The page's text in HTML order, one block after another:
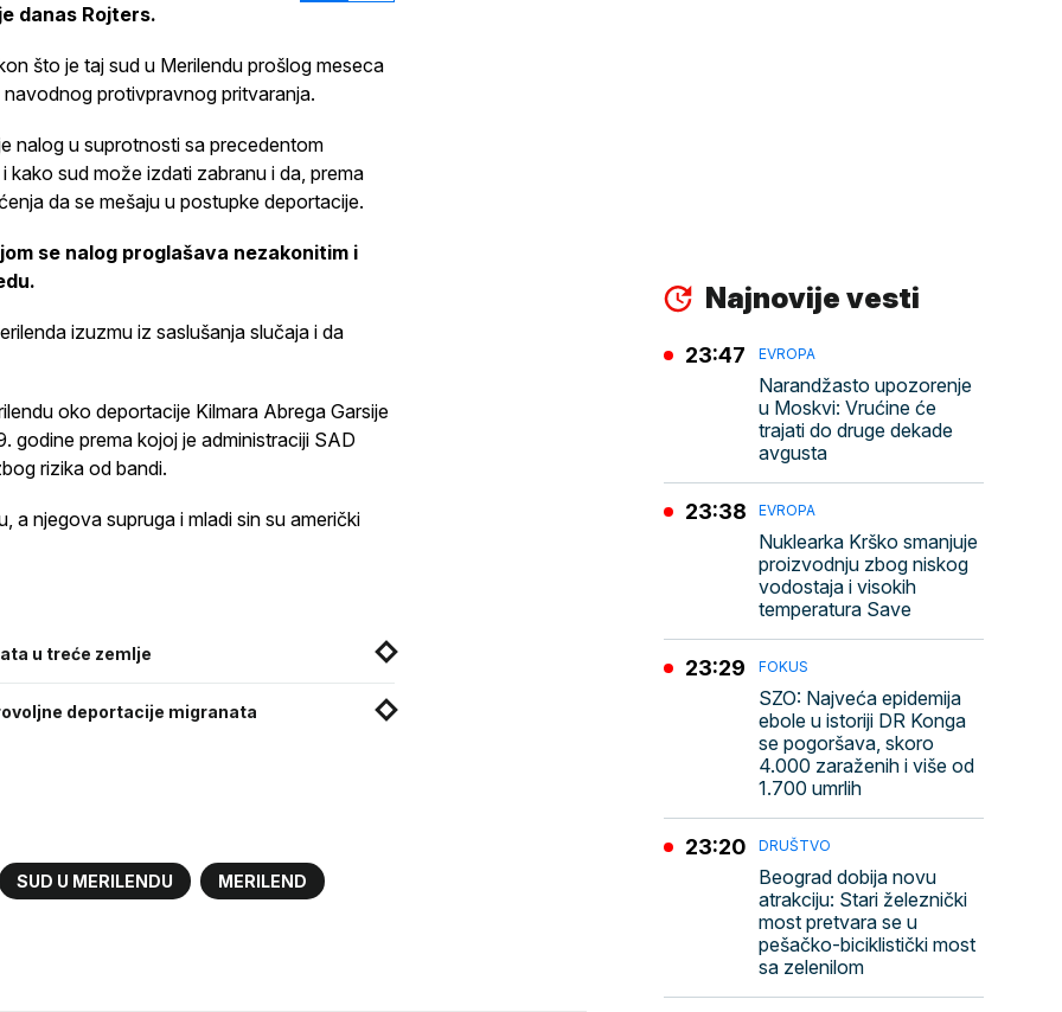
danas Rojters.
što je taj sud u Merilendu prošlog meseca
protivpravnog pritvaranja.
nalog u suprotnosti sa precedentom
kako sud može izdati zabranu i da, prema
da se mešaju u postupke deportacije.
se nalog proglašava nezakonitim i
izuzmu iz saslušanja slučaja i da
oko deportacije Kilmara Abrega Garsije
godine prema kojoj je administraciji SAD
rizika od bandi.
a njegova supruga i mladi sin su američki
u treće zemlje
deportacije migranata
SUD U MERILENDU MERILEND
Najnovije vesti
EVROPA
Narandžasto upozorenje
u Moskvi: Vrućine će
trajati do druge dekade
avgusta
23:47
EVROPA
Nuklearka Krško smanjuje
proizvodnju zbog niskog
vodostaja i visokih
temperatura Save
23:38
FOKUS
SZO: Najveća epidemija
ebole u istoriji DR Konga
se pogoršava, skoro
4.000 zaraženih i više od
1.700 umrlih
23:29
DRUŠTVO
Beograd dobija novu
atrakciju: Stari železnički
most pretvara se u
pešačko-biciklistički most
sa zelenilom
23:20